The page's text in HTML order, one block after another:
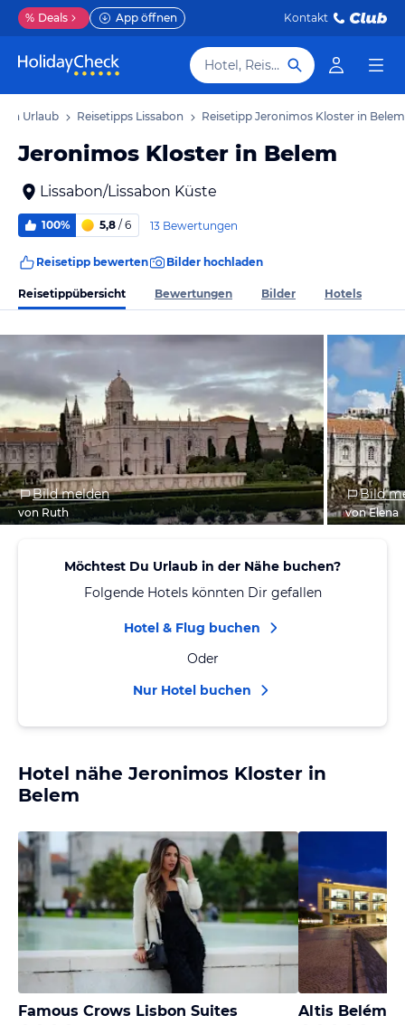
% Deals App öffnen Kontakt
Hotel, Reiseziel
Urlaub Reisetipps Lissabon Reisetipp Jeronimos Kloster in Belem
Jeronimos Kloster in Belem
Lissabon/Lissabon Küste
100% 5,8 / 6 13 Bewertungen
Reisetipp bewerten Bilder hochladen
Reisetippübersicht Bewertungen Bilder Hotels
Bild melden
von Ruth
Bild
von Elena
Möchtest Du Urlaub in der Nähe buchen?
Folgende Hotels könnten Dir gefallen
Hotel & Flug buchen
Oder
Nur Hotel buchen
Hotel nähe Jeronimos Kloster in
Belem
Famous Crows Lisbon Suites Altis Belém